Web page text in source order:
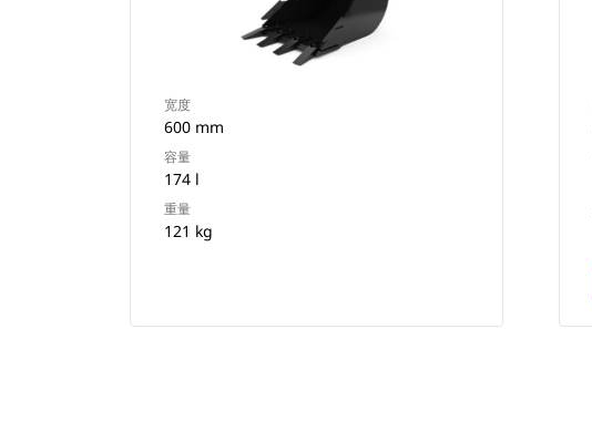
宽度
600 mm
容量
174 l
重量
121 kg